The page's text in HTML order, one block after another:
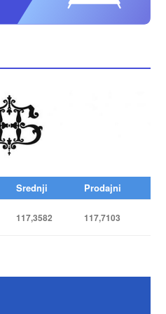
Srednji Prodajni
117,3582 117,7103